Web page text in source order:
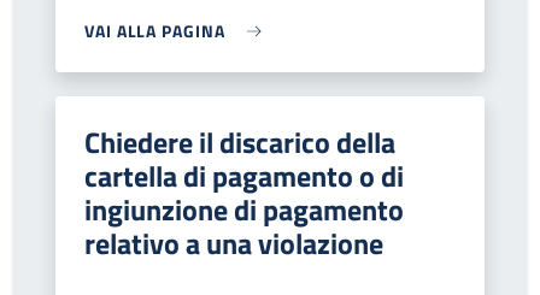
VAI ALLA PAGINA
Chiedere il discarico della
cartella di pagamento o di
ingiunzione di pagamento
relativo a una violazione